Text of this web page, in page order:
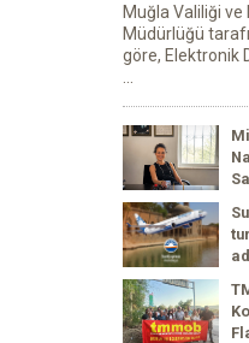
Muğla Valiliği
Müdürlüğü
göre, Elektronik